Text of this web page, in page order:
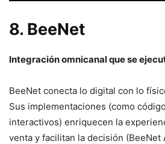
8. BeeNet
Integración omnicanal que se
BeeNet conecta lo digital con lo
Sus implementaciones (como
interactivos) enriquecen la
venta y facilitan la decisión (BeeNet